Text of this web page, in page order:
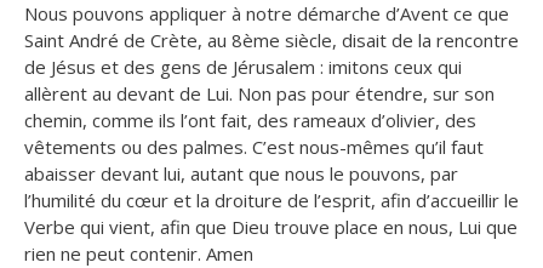
Nous pouvons appliquer à notre démarche d’Avent ce que
Saint André de Crète, au 8ème siècle, disait de la rencontre
de Jésus et des gens de Jérusalem : imitons ceux qui
allèrent au devant de Lui. Non pas pour étendre, sur son
chemin, comme ils l’ont fait, des rameaux d’olivier, des
vêtements ou des palmes. C’est nous-mêmes qu’il faut
abaisser devant lui, autant que nous le pouvons, par
l’humilité du cœur et la droiture de l’esprit, afin d’accueillir le
Verbe qui vient, afin que Dieu trouve place en nous, Lui que
rien ne peut contenir. Amen